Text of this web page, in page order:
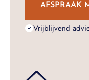
AFSPRAAK
Vrijblijvend